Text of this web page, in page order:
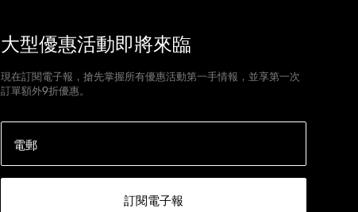
大型優惠活動即將來臨
現在訂閱電子報，搶先掌握所有優惠活動第一手情報，並享第一次
訂單額外9折優惠。
電郵
訂閱電子報